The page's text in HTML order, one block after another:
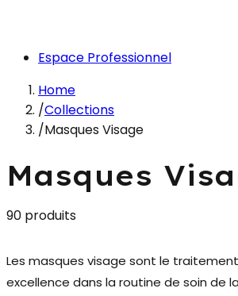
Espace Professionnel
Home
/Collections
/Masques Visage
Masques
90 produits
Les masques visage sont le
excellence dans la routine de soin de